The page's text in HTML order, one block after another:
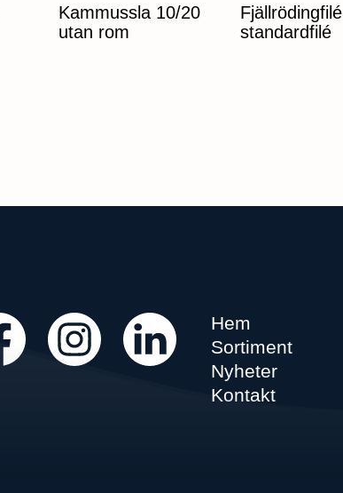
Kammussla 10/20
utan rom
Fjällrödingfilé
standardfilé
Hem
Sortiment
Nyheter
Kontakt